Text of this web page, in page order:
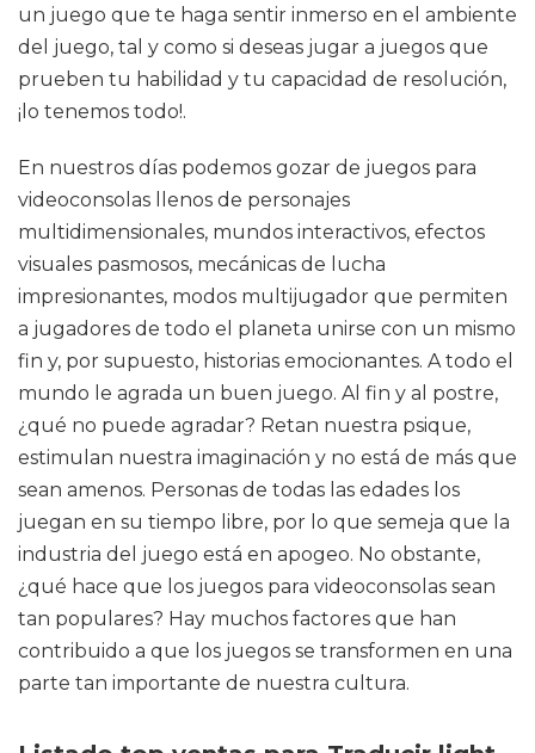
un juego que te haga sentir inmerso en el ambiente
del juego, tal y como si deseas jugar a juegos que
prueben tu habilidad y tu capacidad de resolución,
¡lo tenemos todo!.
En nuestros días podemos gozar de juegos para
videoconsolas llenos de personajes
multidimensionales, mundos interactivos, efectos
visuales pasmosos, mecánicas de lucha
impresionantes, modos multijugador que permiten
a jugadores de todo el planeta unirse con un mismo
fin y, por supuesto, historias emocionantes. A todo el
mundo le agrada un buen juego. Al fin y al postre,
¿qué no puede agradar? Retan nuestra psique,
estimulan nuestra imaginación y no está de más que
sean amenos. Personas de todas las edades los
juegan en su tiempo libre, por lo que semeja que la
industria del juego está en apogeo. No obstante,
¿qué hace que los juegos para videoconsolas sean
tan populares? Hay muchos factores que han
contribuido a que los juegos se transformen en una
parte tan importante de nuestra cultura.